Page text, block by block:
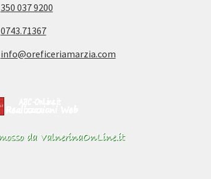
350 037 9200
0743.71367
info@oreficeriamarzia.com